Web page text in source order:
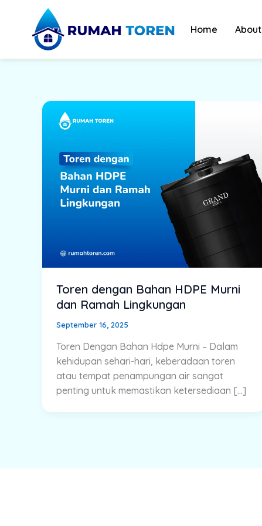
content
Home
Toren dengan Bahan HDPE Murni
dan Ramah Lingkungan
September 16, 2025
Toren Dengan Bahan Hdpe Murni – Dalam
kehidupan sehari-hari, keberadaan toren
atau tempat penampungan air sangat
penting untuk memastikan ketersediaan […]